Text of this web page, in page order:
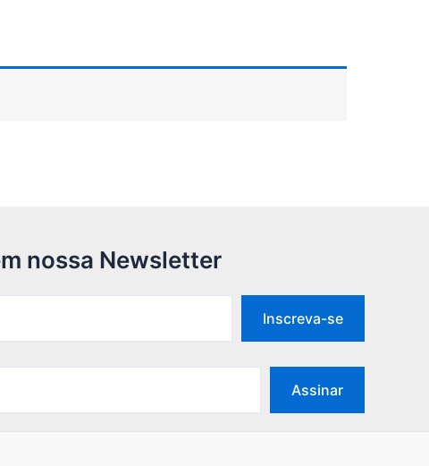
nossa Newsletter
Inscreva-se
Assinar